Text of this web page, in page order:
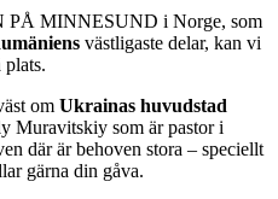
PÅ MINNESUND i Norge, som
västligaste delar, kan vi
om Ukrainas huvudstad
Muravitskiy som är pastor i
där är behoven stora – speciellt
gärna din gåva.